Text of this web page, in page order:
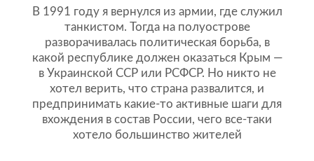
В 1991 году я вернулся из армии, где служил
танкистом. Тогда на полуострове
разворачивалась политическая борьба, в
какой республике должен оказаться Крым —
в Украинской ССР или РСФСР. Но никто не
хотел верить, что страна развалится, и
предпринимать какие-то активные шаги для
вхождения в состав России, чего все-таки
хотело большинство жителей